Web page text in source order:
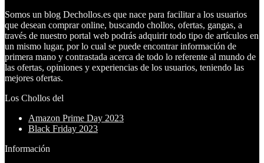
Somos un blog Dechollos.es que nace para facilitar a los usuarios
que desean comprar online, buscando chollos, ofertas, gangas, a
través de nuestro portal web podrás adquirir todo tipo de artículos en
un mismo lugar, por lo cual se puede encontrar información de
primera mano y contrastada acerca de todo lo referente al mundo de
las ofertas, opiniones y experiencias de los usuarios, teniendo las
mejores ofertas.
Los Chollos del
Amazon Prime Day 2023
Black Friday 2023
Información